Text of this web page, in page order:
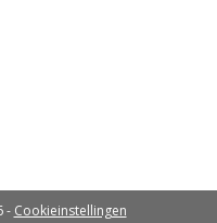
- Cookieinstellingen